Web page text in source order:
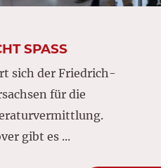
SPASS
sich der Friedrich-
für die
gibt es ...